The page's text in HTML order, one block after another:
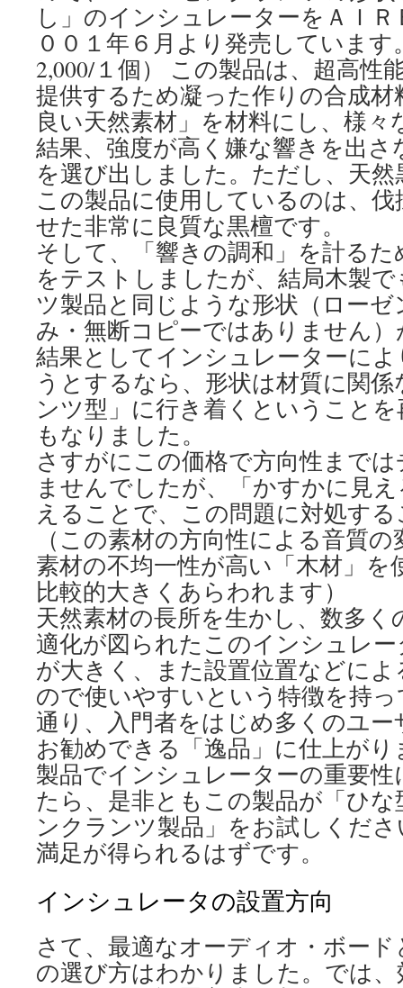
し」のインシュレーターをＡＩ
００１年６月より発売していま
2,000/１個） この製品は、超高性
提供するため凝った作りの合成
良い天然素材」を材料にし、様
結果、強度が高く嫌な響きを出さ
を選び出しました。ただし、天
この製品に使用しているのは、
せた非常に良質な黒檀です。
そして、「響きの調和」を計る
をテストしましたが、結局木製
ツ製品と同じような形状（ロー
み・無断コピーではありません
結果としてインシュレーターに
うとするなら、形状は材質に関
ンツ型」に行き着くということ
もなりました。
さすがにこの価格で方向性まで
ませんでしたが、「かすかに見
えることで、この問題に対処す
（この素材の方向性による音質
素材の不均一性が高い「木材」
比較的大きくあらわれます）
天然素材の長所を生かし、数多
適化が図られたこのインシュレ
が大きく、また設置位置などに
ので使いやすいという特徴を持
通り、入門者をはじめ多くのユ
お勧めできる「逸品」に仕上が
製品でインシュレーターの重要
たら、是非ともこの製品が「ひ
ンクランツ製品」をお試しくだ
満足が得られるはずです。
インシュレータの設置方向
さて、最適なオーディオ・ボー
の選び方はわかりました。では